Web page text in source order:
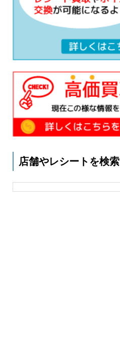
店舗やレシートを検索